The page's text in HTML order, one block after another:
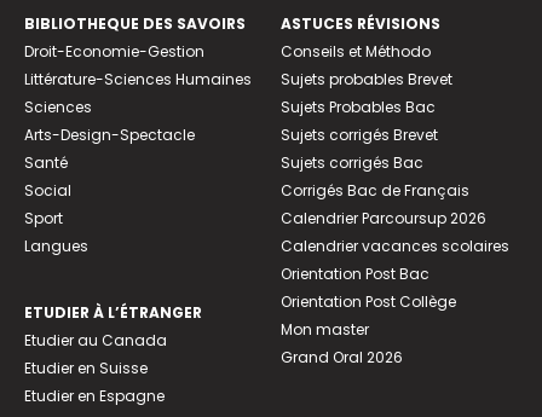
BIBLIOTHEQUE DES SAVOIRS
Droit-Economie-Gestion
Littérature-Sciences Humaines
Sciences
Arts-Design-Spectacle
Santé
Social
Sport
Langues
ETUDIER À L’ÉTRANGER
Etudier au Canada
Etudier en Suisse
Etudier en Espagne
ASTUCES RÉVISIONS
Conseils et Méthodo
Sujets probables Brevet
Sujets Probables Bac
Sujets corrigés Brevet
Sujets corrigés Bac
Corrigés Bac de Français
Calendrier Parcoursup 2026
Calendrier vacances scolaires
Orientation Post Bac
Orientation Post Collège
Mon master
Grand Oral 2026